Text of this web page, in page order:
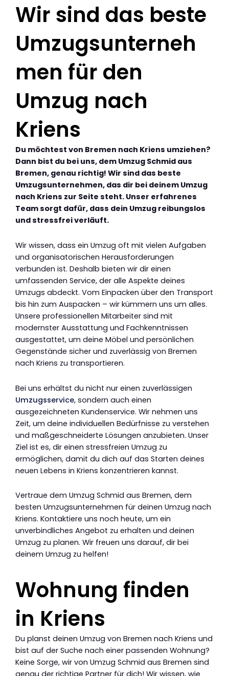
Wir sind das beste
Umzugsunterneh
men für den
Umzug nach
Kriens
Du möchtest von Bremen nach Kriens umziehen?
Dann bist du bei uns, dem Umzug Schmid aus
Bremen, genau richtig! Wir sind das beste
Umzugsunternehmen, das dir bei deinem Umzug
nach Kriens zur Seite steht. Unser erfahrenes
Team sorgt dafür, dass dein Umzug reibungslos
und stressfrei verläuft.
Wir wissen, dass ein Umzug oft mit vielen Aufgaben
und organisatorischen Herausforderungen
verbunden ist. Deshalb bieten wir dir einen
umfassenden Service, der alle Aspekte deines
Umzugs abdeckt. Vom Einpacken über den Transport
bis hin zum Auspacken – wir kümmern uns um alles.
Unsere professionellen Mitarbeiter sind mit
modernster Ausstattung und Fachkenntnissen
ausgestattet, um deine Möbel und persönlichen
Gegenstände sicher und zuverlässig von Bremen
nach Kriens zu transportieren.
Bei uns erhältst du nicht nur einen zuverlässigen
Umzugsservice, sondern auch einen
ausgezeichneten Kundenservice. Wir nehmen uns
Zeit, um deine individuellen Bedürfnisse zu verstehen
und maßgeschneiderte Lösungen anzubieten. Unser
Ziel ist es, dir einen stressfreien Umzug zu
ermöglichen, damit du dich auf das Starten deines
neuen Lebens in Kriens konzentrieren kannst.
Vertraue dem Umzug Schmid aus Bremen, dem
besten Umzugsunternehmen für deinen Umzug nach
Kriens. Kontaktiere uns noch heute, um ein
unverbindliches Angebot zu erhalten und deinen
Umzug zu planen. Wir freuen uns darauf, dir bei
deinem Umzug zu helfen!
Wohnung finden
in Kriens
Du planst deinen Umzug von Bremen nach Kriens und
bist auf der Suche nach einer passenden Wohnung?
Keine Sorge, wir von Umzug Schmid aus Bremen sind